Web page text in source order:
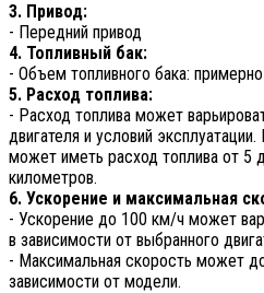
3. Привод:
- Передний привод
4. Топливный бак:
- Объем топливного бака:
5. Расход топлива:
- Расход топлива может
двигателя и условий
может иметь расход топлива от 5
километров.
6. Ускорение и максимальная
- Ускорение до 100 км/ч может
в зависимости от выбранного
- Максимальная скорость может
зависимости от модели.